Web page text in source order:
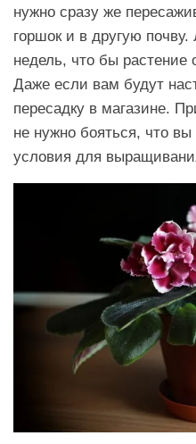
нужно сразу же
горшок и в другую
недель, что бы растение
Даже если вам будут
пересадку в магазине.
не нужно бояться, что
условия для